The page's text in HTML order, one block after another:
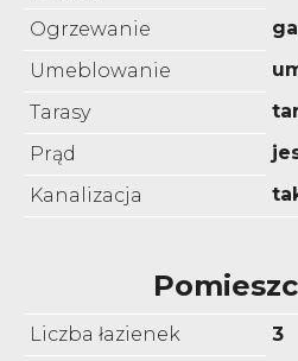
Ogrzewanie
Umeblowanie
Tarasy
Prąd
Kanalizacja
Liczba łazienek
3